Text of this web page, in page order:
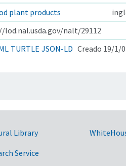
plant products
lod.nal.usda.gov/nalt/29112
TURTLE JSON-LD Creado 19/1/
Library
Service